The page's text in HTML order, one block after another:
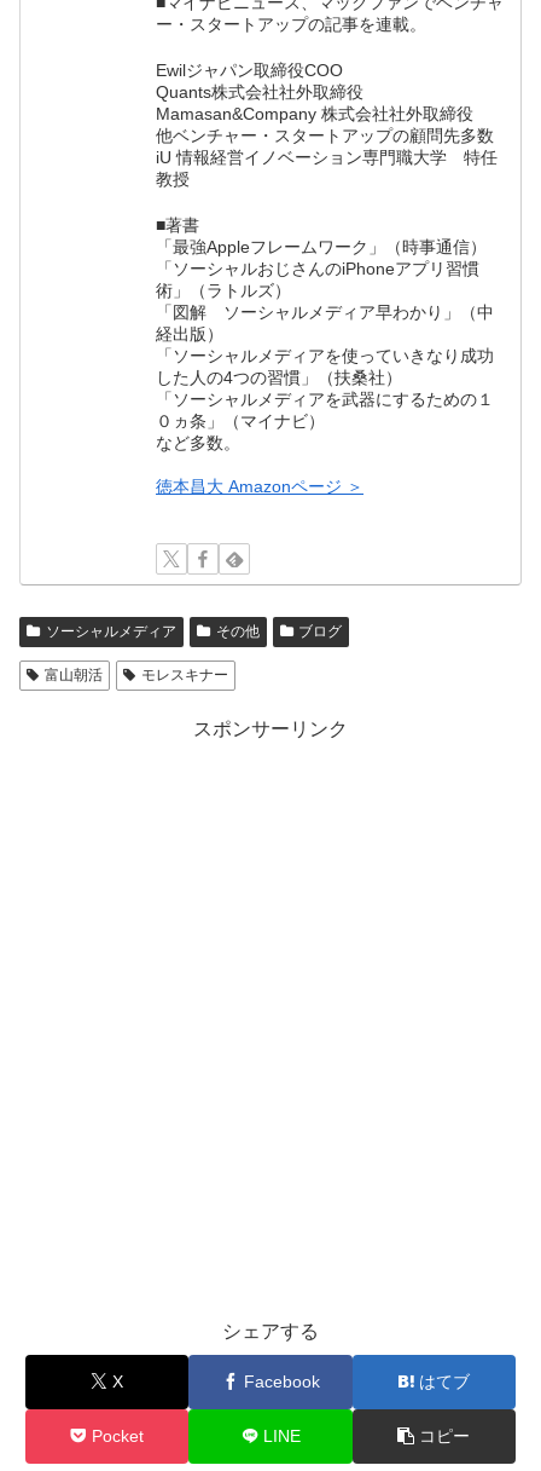
ー・スタートアップの記事を連載。
Ewilジャパン取締役COO
Quants株式会社社外取締役
Mamasan&Company 株式会社社外取締役
他ベンチャー・スタートアップの顧問先多数
iU 情報経営イノベーション専門職大学 特任
教授
■著書
「最強Appleフレームワーク」（時事通信）
「ソーシャルおじさんのiPhoneアプリ習慣
術」（ラトルズ）
「図解 ソーシャルメディア早わかり」（中
経出版）
「ソーシャルメディアを使っていきなり成功
した人の4つの習慣」（扶桑社）
「ソーシャルメディアを武器にするための１
０ヵ条」（マイナビ）
など多数。
徳本昌大 Amazonページ ＞
ソーシャルメディア その他 ブログ
富山朝活 モレスキナー
スポンサーリンク
シェアする
X Facebook はてブ
Pocket LINE コピー